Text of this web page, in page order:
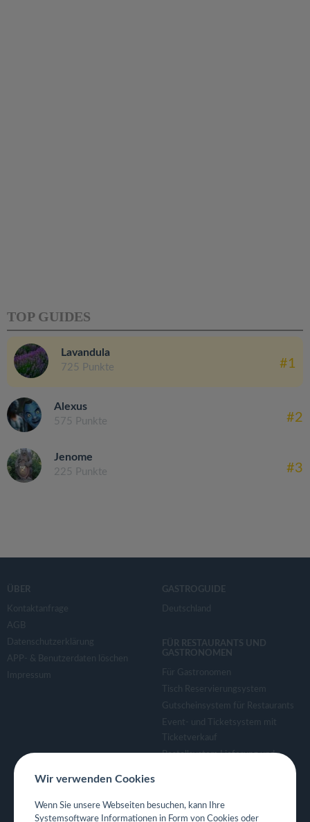
TOP GUIDES
Lavandula
725 Punkte #1
Alexus
575 Punkte #2
Jenome
225 Punkte #3
ÜBER
Kontaktanfrage
AGB
Datenschutzerklärung
APP- & Benutzerdaten löschen
Impressum
GASTROGUIDE
Deutschland
FÜR RESTAURANTS UND
GASTRONOMEN
Für Gastronomen
Tisch Reservierungsystem
Gutscheinsystem für Restaurants
Event- und Ticketsystem mit
Ticketverkauf
Bestellsystem Lieferung und
Eigene App für Restaurant
Wir verwenden Cookies
Wenn Sie unsere Webseiten besuchen, kann Ihre
Systemsoftware Informationen in Form von Cookies oder